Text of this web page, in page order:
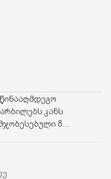
კანს
8
ნაოჭებს, მატებს
იერს.